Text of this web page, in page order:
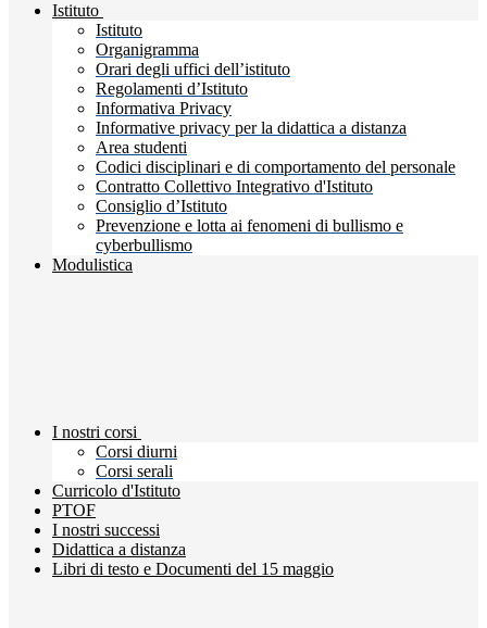
Istituto
Istituto
Organigramma
Orari degli uffici dell’istituto
Regolamenti d’Istituto
Informativa Privacy
Informative privacy per la didattica a distanza
Area studenti
Codici disciplinari e di comportamento del personale
Contratto Collettivo Integrativo d'Istituto
Consiglio d’Istituto
Prevenzione e lotta ai fenomeni di bullismo e
cyberbullismo
Modulistica
I nostri corsi
Corsi diurni
Corsi serali
Curricolo d'Istituto
PTOF
I nostri successi
Didattica a distanza
Libri di testo e Documenti del 15 maggio